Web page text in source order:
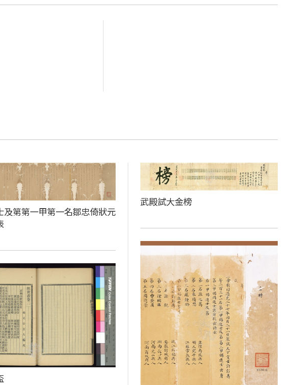
及第第一甲第一名鄒忠倚狀元
武殿試大金榜